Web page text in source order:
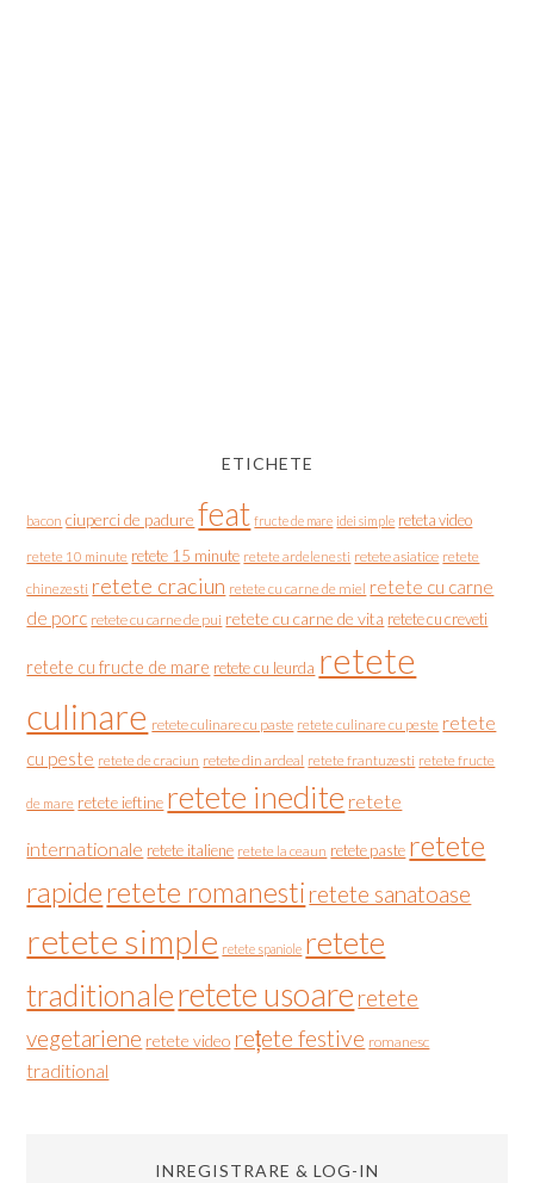
ETICHETE
bacon ciuperci de padure feat fructe de mare idei simple reteta video
retete 10 minute retete 15 minute retete ardelenesti retete asiatice retete
chinezesti retete craciun retete cu carne de miel retete cu carne
de porc retete cu carne de pui retete cu carne de vita retete cu creveti
retete cu fructe de mare retete cu leurda retete
culinare retete culinare cu paste retete culinare cu peste retete
cu peste retete de craciun retete din ardeal retete frantuzesti retete fructe
de mare retete ieftine retete inedite retete
internationale retete italiene retete la ceaun retete paste retete
rapideretete romanesti retete sanatoase
retete simple retete spaniole retete
traditionaleretete usoare retete
vegetariene retete video rețete festive romanesc
traditional
INREGISTRARE & LOG-IN